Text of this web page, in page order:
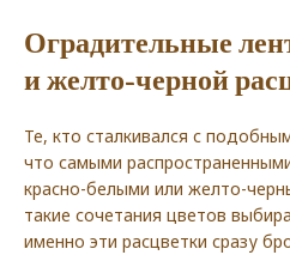
Оградительные
и желто-черной
Те, кто сталкивался с
что самыми
красно-белыми или желто-
такие сочетания цветов
именно эти расцветки сразу